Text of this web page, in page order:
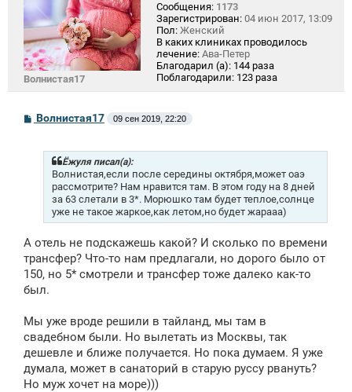
Волнистая17
Сообщения: 1173
Зарегистрирован: 04 июн 2017, 13:09
Пол: Женский
В каких клиниках проводилось
лечение: Ава-Петер
Благодарил (а): 144 раза
Поблагодарили: 123 раза
СВолнистая17 09 сен 2019, 22:20
Ёжуля писал(а):
Волнистая,если после середины октября,может оаэ
рассмотрите? Нам нравится там. В этом году на 8 дней
за 63 слетали в 3*. Морюшко там будет теплое,солнце
уже не такое жаркое,как летом,но будет жарааа)
А отель не подскажешь какой? И сколько по времени
трансфер? Что-то нам предлагали, но дорого было от
150, но 5* смотрели и трансфер тоже далеко как-то
был.
Мы уже вроде решили в тайланд, мы там в
свадебном были. Но вылетать из Москвы, так
дешевле и ближе получается. Но пока думаем. Я уже
думала, может в санаторий в старую руссу рвануть?
Но муж хочет на море)))